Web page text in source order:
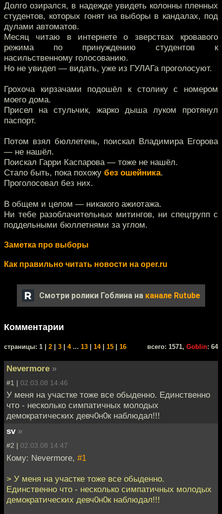
Долго озирался, в надежде увидеть колонны пленных
студентов, которых гонят на выборы в кандалах, под
дулами автоматов.
Месяц читаю в интернете о зверствах кровавого
режима по принуждению студентов к
насильственному голосованию.
Но не увидел — видать, уже из ГУЛАГа проголосуют.
Грохоча кирзачами подошёл к столику с номером
моего дома.
Присел на стульчик, жарко дыша луком протянул
паспорт.
Потом взял бюллетень, поискал Владимира Егорова
— не нашёл.
Поискал Гарри Каспарова — тоже не нашёл.
Стало быть, пока похожу без ошейника.
Проголосовал без них.
В общем и целом — никакого ажиотажа.
Ни тебе разоблачительных митингов, ни спецгрупп с
поддельными бюллетнями за углом.
Заметка про выборы
Как правильно читать новости на oper.ru
Смотри ролики Гоблина на канале Rutube
Комментарии
cтраницы: 1 | 2 3 4... 13 14| 15 16 всего: 1571, Goblin: 64
Nevermore »
#1 | 02.03.08 14:46
У меня на участке тоже все обыденно. Единственно
что - несколько симпатичных молодых
демократических девч0н0к наблюдал!!!
sv »
#2 | 02.03.08 14:47
Кому: Nevermore, #1
> У меня на участке тоже все обыденно.
Единственно что - несколько симпатичных молодых
демократических девч0н0к наблюдал!!!